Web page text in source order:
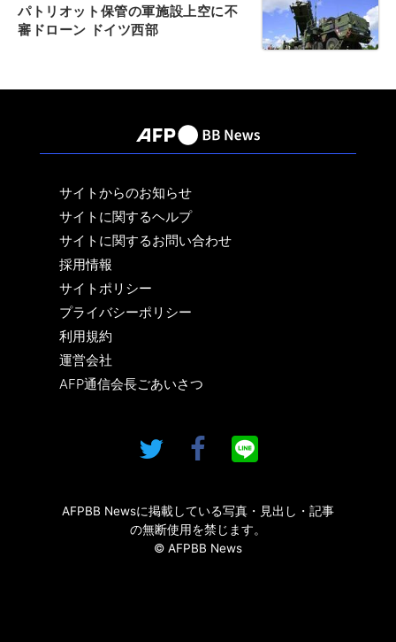
パトリオット保管の軍施設上空に不
審ドローン ドイツ西部
サイトからのお知らせ
サイトに関するヘルプ
サイトに関するお問い合わせ
採用情報
サイトポリシー
プライバシーポリシー
利用規約
運営会社
AFP通信会長ごあいさつ
AFPBB Newsに掲載している写真・見出し・記事
の無断使用を禁じます。
© AFPBB News